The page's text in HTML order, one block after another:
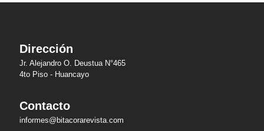
Dirección
Jr. Alejandro O. Deustua N°465
4to Piso - Huancayo
Contacto
informes@bitacorarevista.com